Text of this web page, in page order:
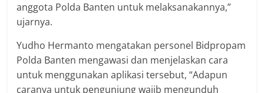
anggota Polda Banten untuk melaksanakannya,”
ujarnya.
Yudho Hermanto mengatakan personel Bidpropam
Polda Banten mengawasi dan menjelaskan cara
untuk menggunakan aplikasi tersebut, “Adapun
caranya untuk pengunjung wajib mengunduh